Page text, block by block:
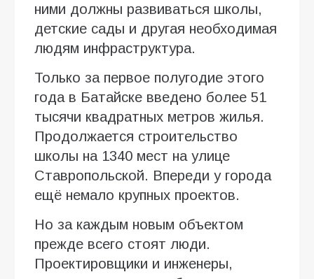
ними должны развиваться школы,
детские сады и другая необходимая
людям инфраструктура.
Только за первое полугодие этого
года в Батайске введено более 51
тысячи квадратных метров жилья.
Продолжается строительство
школы на 1340 мест на улице
Ставропольской. Впереди у города
ещё немало крупных проектов.
Но за каждым новым объектом
прежде всего стоят люди.
Проектировщики и инженеры,